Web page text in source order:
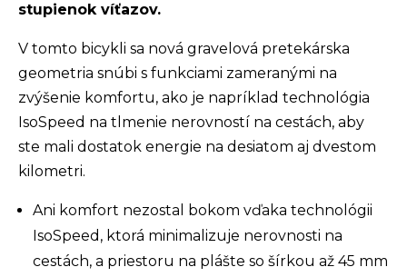
stupienok víťazov.
V tomto bicykli sa nová gravelová pretekárska
geometria snúbi s funkciami zameranými na
zvýšenie komfortu, ako je napríklad technológia
IsoSpeed na tlmenie nerovností na cestách, aby
ste mali dostatok energie na desiatom aj dvestom
kilometri.
Ani komfort nezostal bokom vďaka technológii
IsoSpeed, ktorá minimalizuje nerovnosti na
cestách, a priestoru na plášte so šírkou až 45 mm